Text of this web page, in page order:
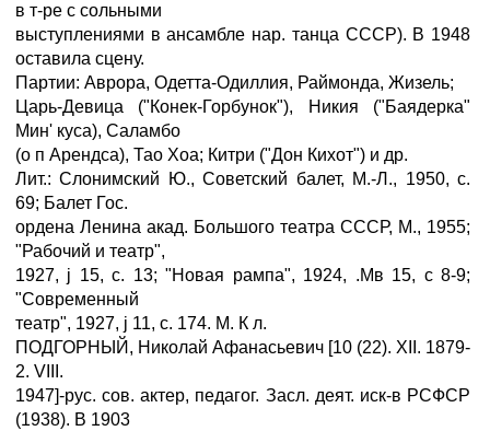
в т-ре с сольными
выступлениями в ансамбле нар. танца СССР). В 1948
оставила сцену.
Партии: Аврора, Одетта-Одиллия, Раймонда, Жизель;
Царь-Девица ("Конек-Горбунок"), Никия ("Баядерка"
Мин' куса), Саламбо
(о п Арендса), Тао Хоа; Китри ("Дон Кихот") и др.
Лит.: Слонимский Ю., Советский балет, М.-Л., 1950, с.
69; Балет Гос.
ордена Ленина акад. Большого театра СССР, М., 1955;
"Рабочий и театр",
1927, ј 15, с. 13; "Новая рампа", 1924, .Мв 15, с 8-9;
"Современный
театр", 1927, ј 11, с. 174. М. К л.
ПОДГОРНЫЙ, Николай Афанасьевич [10 (22). XII. 1879-
2. VIII.
1947]-рус. сов. актер, педагог. Засл. деят. иск-в РСФСР
(1938). В 1903